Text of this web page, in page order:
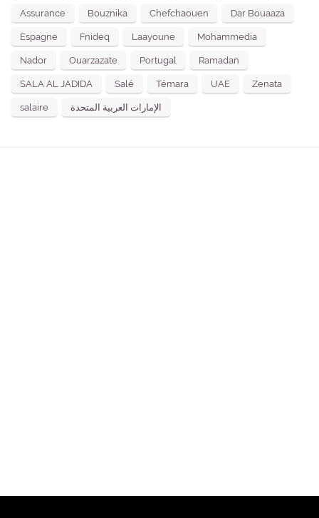
Assurance Bouznika Chefchaouen Dar Bouaaza
Espagne Fnideq Laayoune Mohammedia
Nador Ouarzazate Portugal Ramadan
SALA AL JADIDA Salé Témara UAE Zenata
salaire الإمارات العربية المتحدة